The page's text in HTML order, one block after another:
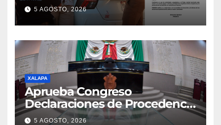
5 AGOSTO, 2026
XALAPA
Aprueba Congreso
Declaraciones de Procedencia
en contra de dos munícipes
5 AGOSTO, 2026